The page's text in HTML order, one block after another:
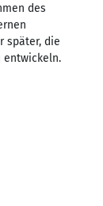
des
später, die
entwickeln.